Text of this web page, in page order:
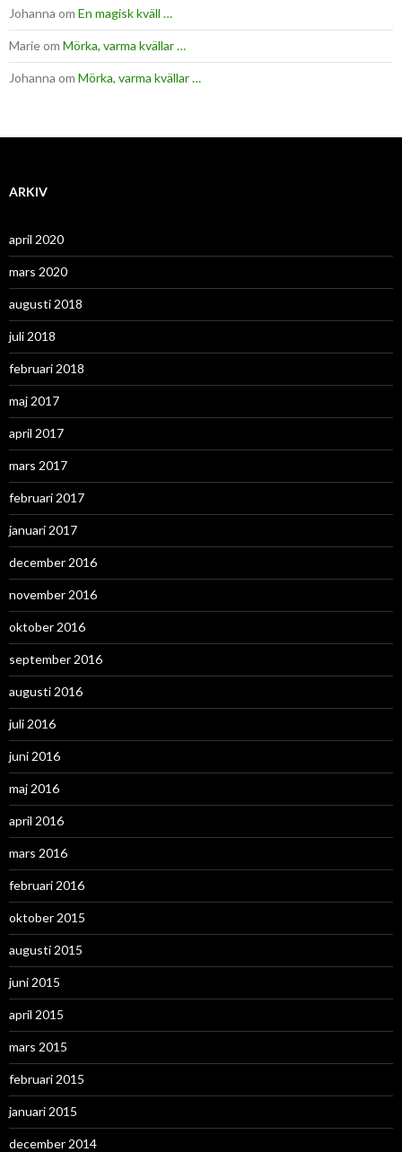
Johanna om En magisk kväll …
Marieom Mörka, varma kvällar …
Johanna om Mörka, varma kvällar …
ARKIV
april 2020
mars 2020
augusti 2018
juli 2018
februari 2018
maj 2017
april 2017
mars 2017
februari 2017
januari 2017
december 2016
november 2016
oktober 2016
september 2016
augusti 2016
juli 2016
juni 2016
maj 2016
april 2016
mars 2016
februari 2016
oktober 2015
augusti 2015
juni 2015
april 2015
mars 2015
februari 2015
januari 2015
december 2014